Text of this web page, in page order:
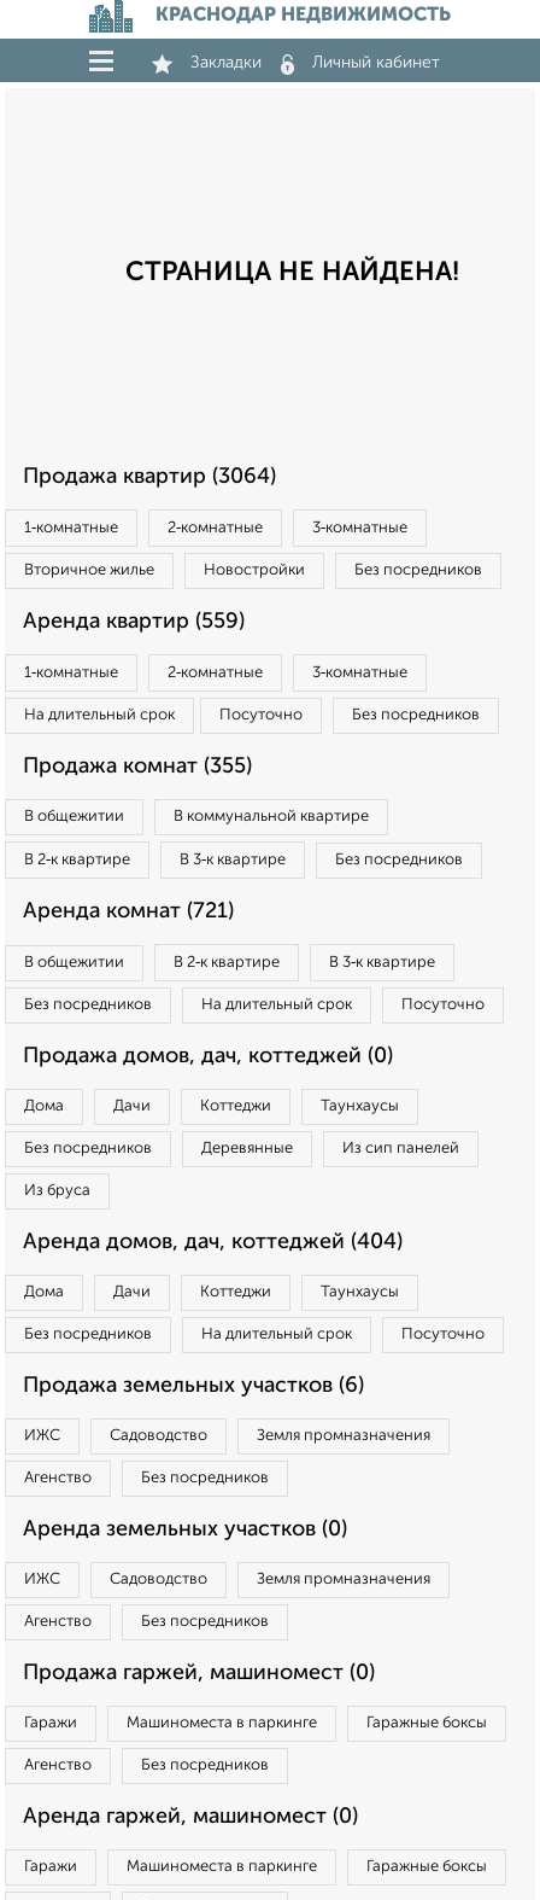
КРАСНОДАР НЕДВИЖИМОСТЬ
Закладки Личный кабинет
СТРАНИЦА НЕ НАЙДЕНА!
Продажа квартир (3064)
1‑комнатные 2‑комнатные 3‑комнатные
Вторичное жилье Новостройки Без посредников
Аренда квартир (559)
1‑комнатные 2‑комнатные 3‑комнатные
На длительный срок Посуточно Без посредников
Продажа комнат (355)
В общежитии В коммунальной квартире
В 2‑к квартире В 3‑к квартире Без посредников
Аренда комнат (721)
В общежитии В 2‑к квартире В 3‑к квартире
Без посредников На длительный срок Посуточно
Продажа домов, дач, коттеджей (0)
Дома Дачи Коттеджи Таунхаусы
Без посредников Деревянные Из сип панелей
Из бруса
Аренда домов, дач, коттеджей (404)
Дома Дачи Коттеджи Таунхаусы
Без посредников На длительный срок Посуточно
Продажа земельных участков (6)
ИЖС Садоводство Земля промназначения
Агенство Без посредников
Аренда земельных участков (0)
ИЖС Садоводство Земля промназначения
Агенство Без посредников
Продажа гаржей, машиномест (0)
Гаражи Машиноместа в паркинге Гаражные боксы
Агенство Без посредников
Аренда гаржей, машиномест (0)
Гаражи Машиноместа в паркинге Гаражные боксы